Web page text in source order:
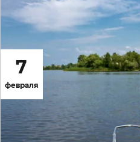
7
февраля